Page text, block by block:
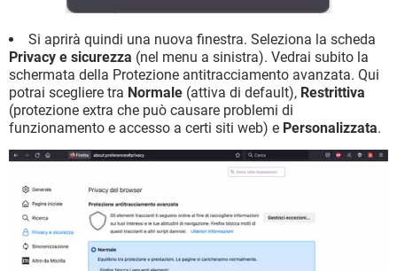
Si aprirà quindi una nuova finestra. Seleziona la scheda
Privacy e sicurezza (nel menu a sinistra). Vedrai subito la
schermata della Protezione antitracciamento avanzata. Qui
potrai scegliere tra Normale (attiva di default), Restrittiva
(protezione extra che può causare problemi di
funzionamento e accesso a certi siti web) e Personalizzata.